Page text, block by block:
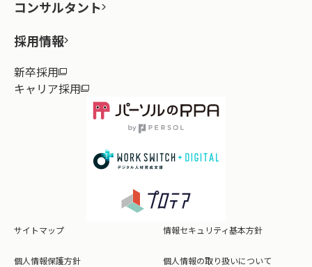
コンサルタント
採用情報
新卒採用
キャリア採用
サイトマップ 情報セキュリティ基本方針
個人情報保護方針 個人情報の取り扱いについて